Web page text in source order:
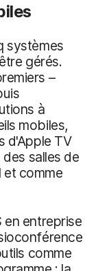
systèmes
gérés.
–
à
mobiles,
d'Apple TV
salles de
comme
en entreprise
comme